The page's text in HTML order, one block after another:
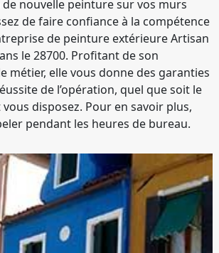
de nouvelle peinture sur vos murs
de faire confiance à la compétence
de peinture extérieure Artisan
le 28700. Profitant de son
métier, elle vous donne des garanties
de l’opération, quel que soit le
disposez. Pour en savoir plus,
pendant les heures de bureau.